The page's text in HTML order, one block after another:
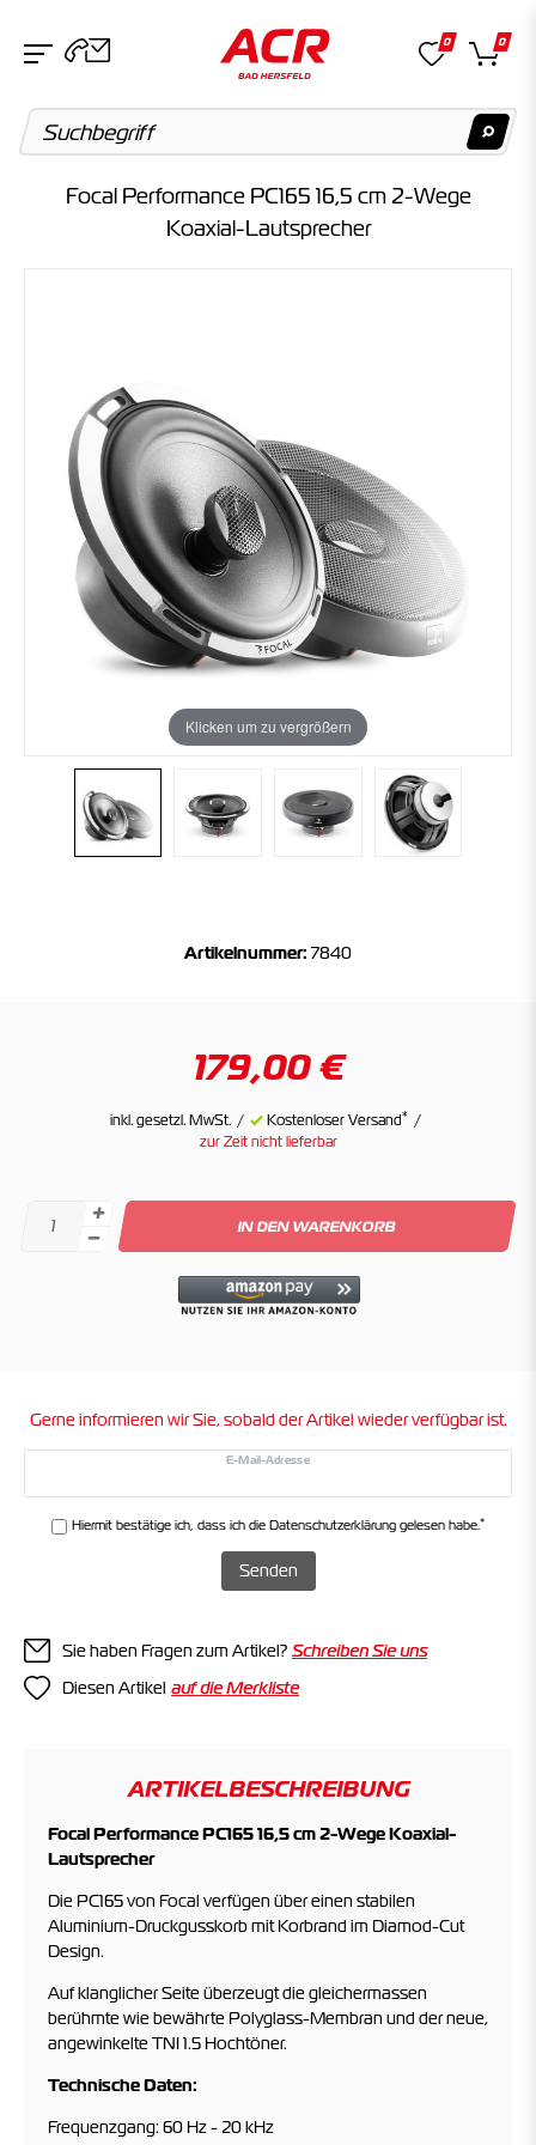
Kategorien
Keine Suchergebnisse gefunden.
0 0
Focal Performance PC165 16,5 cm 2-Wege
Koaxial-Lautsprecher
Klicken um zu vergrößern
Artikelnummer:7840
179,00 €
inkl. gesetzl. MwSt. Kostenloser Versand*
zur Zeit nicht lieferbar
IN DEN WARENKORB
Gerne informieren wir Sie, sobald der Artikel wieder verfügbar ist.
E-Mail-Adresse
Hiermit bestätige ich, dass ich dieDaten­schutz­erklärung gelesen habe.*
Senden
Sie haben Fragen zum Artikel? Schreiben Sie uns
Diesen Artikel
ARTIKELBESCHREIBUNG
Focal Performance PC165 16,5 cm 2-Wege Koaxial-
Lautsprecher
Die PC165 von Focal verfügen über einen stabilen
Aluminium-Druckgusskorb mit Korbrand im Diamod-Cut
Design.
Auf klanglicher Seite überzeugt die gleichermassen
berühmte wie bewährte Polyglass-Membran und der neue,
angewinkelte TNI 1.5 Hochtöner.
Technische Daten:
Frequenzgang: 60 Hz - 20 kHz